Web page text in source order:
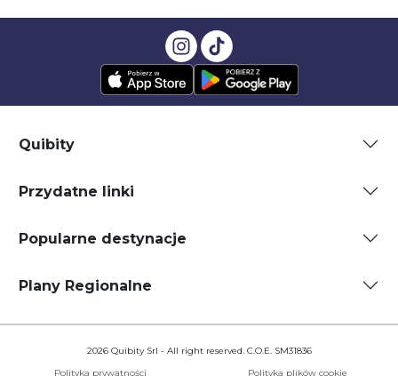
Quibity
Przydatne linki
Popularne destynacje
Plany Regionalne
2026 Quibity Srl - All right reserved. C.O.E. SM31836
Polityka prywatności
Polityka plików cookie